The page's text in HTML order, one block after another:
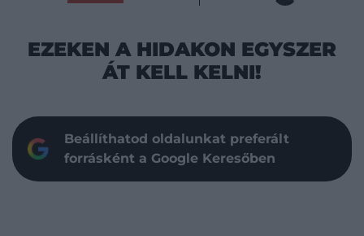
EZEKEN A HIDAKON EGYSZER
ÁT KELL KELNI!
Beállíthatod oldalunkat preferált
forrásként a Google Keresőben